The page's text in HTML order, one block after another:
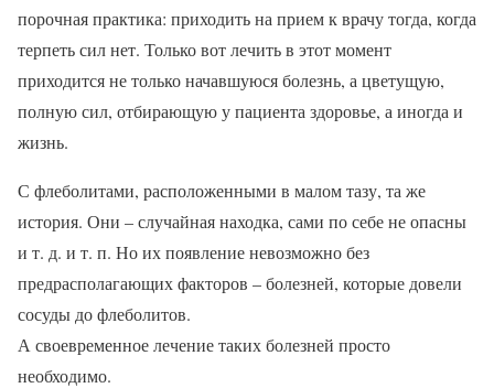
порочная практика: приходить на прием к врачу тогда, когда
терпеть сил нет. Только вот лечить в этот момент
приходится не только начавшуюся болезнь, а цветущую,
полную сил, отбирающую у пациента здоровье, а иногда и
жизнь.
С флеболитами, расположенными в малом тазу, та же
история. Они – случайная находка, сами по себе не опасны
и т. д. и т. п. Но их появление невозможно без
предрасполагающих факторов – болезней, которые довели
сосуды до флеболитов.
А своевременное лечение таких болезней просто
необходимо.